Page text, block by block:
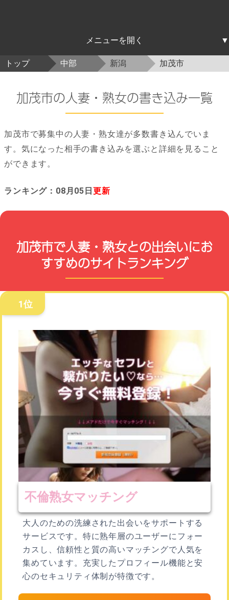
北海道東北
北海道
青森
岩手
宮城
秋田
山形
福島
関東
茨城
栃木
群馬
埼玉
千葉
東京
神奈川
中部
新潟
富山
石川
福井
山梨
長野
岐阜
静岡
愛知
近畿
三重
滋賀
京都
大阪
兵庫
奈良
和歌山
中国四国
鳥取
島根
岡山
広島
山口
徳島
香川
愛媛
高知
九州沖縄
福岡
佐賀
長崎
熊本
大分
宮崎
鹿児島
沖縄
トップ 中部 新潟 加茂市
加茂市の人妻・熟女の書き込み一覧
加茂市で募集中の人妻・熟女達が多数書き込んでいま
す。気になった相手の書き込みを選ぶと詳細を見ること
ができます。
ランキング：08月05日 更新
加茂市で人妻・熟女との出会いにお
すすめのサイトランキング
1位
不倫熟女マッチング
大人のための洗練された出会いをサポートする
サービスです。特に熟年層のユーザーにフォー
カスし、信頼性と質の高いマッチングで人気を
集めています。充実したプロフィール機能と安
心のセキュリティ体制が特徴です。